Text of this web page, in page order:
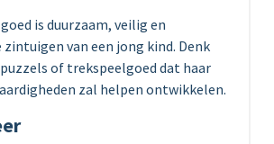
is duurzaam, veilig en
van een jong kind. Denk
of trekspeelgoed dat haar
zal helpen ontwikkelen.